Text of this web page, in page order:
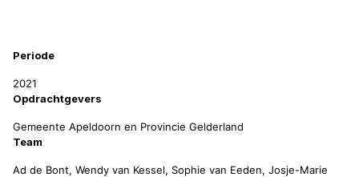
Periode
2021
Opdrachtgevers
Gemeente Apeldoorn en Provincie Gelderland
Team
Ad de Bont, Wendy van Kessel, Sophie van Eeden, Josje-Marie